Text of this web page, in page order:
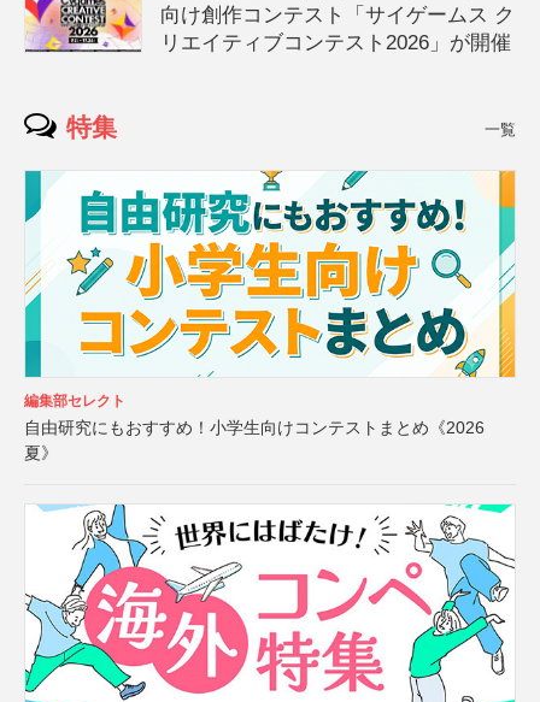
向け創作コンテスト「サイゲームス ク
リエイティブコンテスト2026」が開催
特集 一覧
編集部セレクト
自由研究にもおすすめ！小学生向けコンテストまとめ《2026
夏》